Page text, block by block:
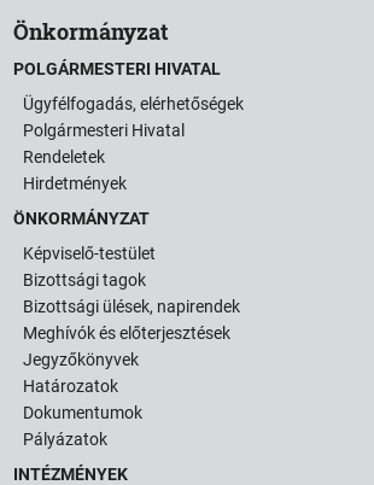
Önkormányzat
POLGÁRMESTERI HIVATAL
Ügyfélfogadás, elérhetőségek
Polgármesteri Hivatal
Rendeletek
Hirdetmények
ÖNKORMÁNYZAT
Képviselő-testület
Bizottsági tagok
Bizottsági ülések, napirendek
Meghívók és előterjesztések
Jegyzőkönyvek
Határozatok
Dokumentumok
Pályázatok
INTÉZMÉNYEK